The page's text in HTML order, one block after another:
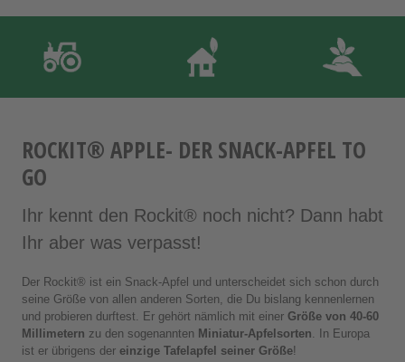
ROCKIT® APPLE- DER SNACK-APFEL TO
GO
Ihr kennt den Rockit® noch nicht? Dann habt
Ihr aber was verpasst!
Der Rockit® ist ein Snack-Apfel und unterscheidet sich schon durch
seine Größe von allen anderen Sorten, die Du bislang kennenlernen
und probieren durftest. Er gehört nämlich mit einer Größe von 40-60
Millimetern zu den sogenannten Miniatur-Apfelsorten. In Europa
ist er übrigens der einzige Tafelapfel seiner Größe!